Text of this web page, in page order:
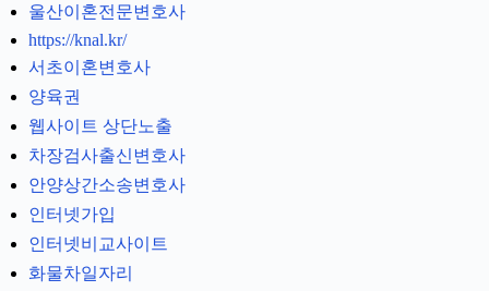
울산이혼전문변호사
https://knal.kr/
서초이혼변호사
양육권
웹사이트 상단노출
차장검사출신변호사
안양상간소송변호사
인터넷가입
인터넷비교사이트
화물차일자리